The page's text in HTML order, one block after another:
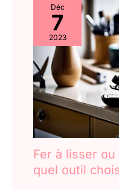
Déc
7
2023
Fer à lisser
quel outil